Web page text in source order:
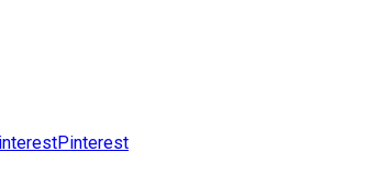
Pinterest